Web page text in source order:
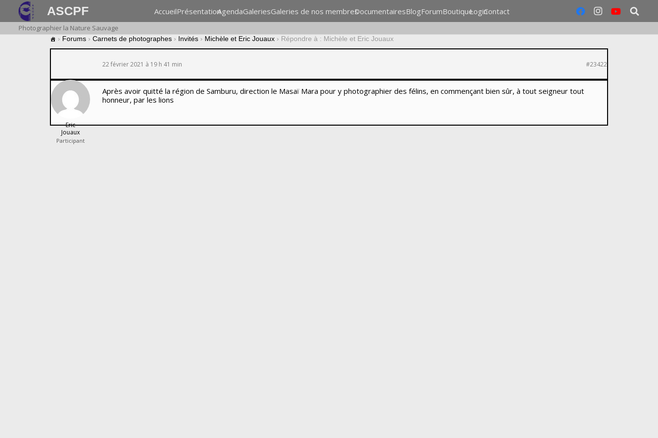
ASCPF AccueilPrésentationAgendaGaleriesGaleries de nos membresDocumentairesBlogForumBoutiqueLoginContact
Photographier la Nature Sauvage
› Forums › Carnets de photographes › Invités › Michèle et Eric Jouaux › Répondre à : Michèle et Eric Jouaux
22 février 2021 à 19 h 41 min #23422
Eric
Jouaux
Participant
Après avoir quitté la région de Samburu, direction le Masaï Mara pour y photographier des félins, en commençant bien sûr, à tout seigneur tout
honneur, par les lions